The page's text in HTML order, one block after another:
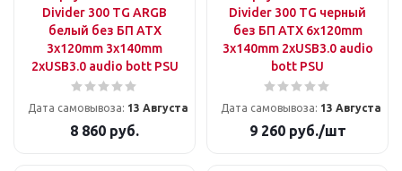
Divider 300 TG ARGB
белый без БП ATX
3x120mm 3x140mm
2xUSB3.0 audio bott PSU
Дата самовывоза: 13 Августа
8 860 руб.
Divider 300 TG черный
без БП ATX 6x120mm
3x140mm 2xUSB3.0 audio
bott PSU
Дата самовывоза: 13 Августа
9 260руб./шт